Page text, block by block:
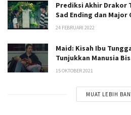
Prediksi Akhir Drakor
Sad Ending dan Major
24 FEBRUARI 2022
Maid: Kisah Ibu
Tunjukkan Manusia
15 OKTOBER 2021
MUAT LEBIH